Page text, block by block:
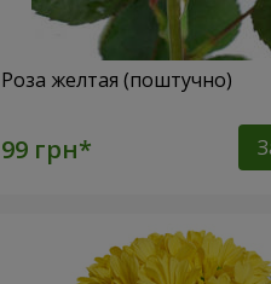
Роза желтая (поштучно)